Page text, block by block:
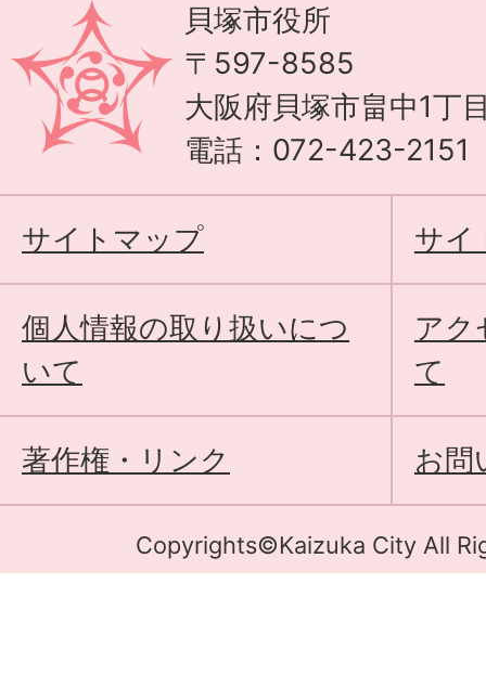
貝塚市役所
〒597-8585
大阪府貝塚市畠中1丁
電話：072-423-2151
サイトマップ サイ
個人情報の取り扱いにつ
いて
アク
て
著作権・リンク お問
Copyrights©Kaizuka City All